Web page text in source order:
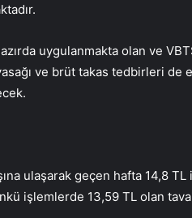
uygulanmakta olan ve
ve brüt takas tedbirleri
ulaşarak geçen hafta 14,8
işlemlerde 13,59 TL olan